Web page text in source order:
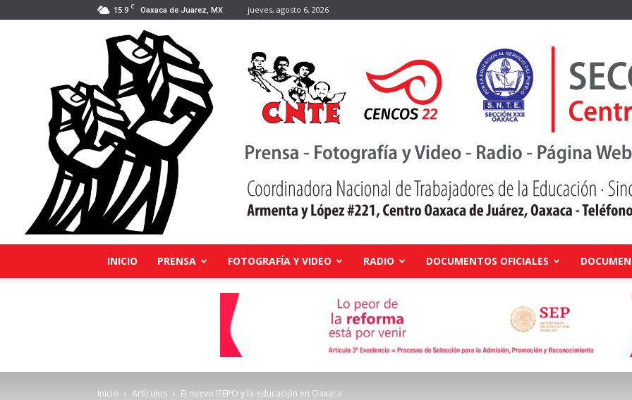
15.9 C Oaxaca de Juarez, MX jueves, agosto 6, 2026
INICIO PRENSA FOTOGRAFÍA Y VIDEO RADIO DOCUMENTOS OFICIALES
Inicio Artículos El nuevo IEEPO y la educación en Oaxaca